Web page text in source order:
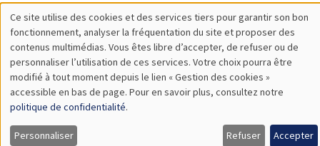
Utilisation
des
données
personnelles
et
Ce site utilise des cookies et des services tiers pour garantir son bon
fonctionnement, analyser la fréquentation du site et proposer des
contenus multimédias. Vous êtes libre d’accepter, de refuser ou de
personnaliser l’utilisation de ces services. Votre choix pourra être
modifié à tout moment depuis le lien « Gestion des cookies »
accessible en bas de page. Pour en savoir plus, consultez notre
politique de confidentialité.
Personnaliser Refuser Accepter